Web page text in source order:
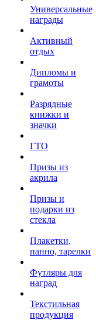
Универсальные
награды
Активный
отдых
Дипломы и
грамоты
Разрядные
книжки и
значки
ГТО
Призы из
акрила
Призы и
подарки из
стекла
Плакетки,
панно, тарелки
Футляры для
наград
Текстильная
продукция